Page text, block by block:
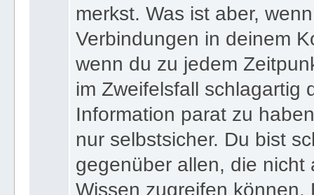
merkst. Was ist aber,
Verbindungen in deinem
wenn du zu jedem
im Zweifelsfall schlagartig
Information parat zu
nur selbstsicher. Du bist
gegenüber allen, die nicht
Wissen zugreifen können.